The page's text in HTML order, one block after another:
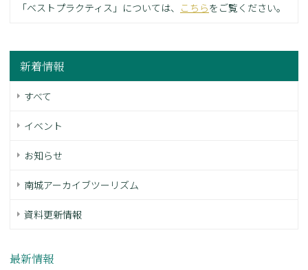
「ベストプラクティス」については、 こちらをご覧ください。
新着情報
すべて
イベント
お知らせ
南城アーカイブツーリズム
資料更新情報
最新情報